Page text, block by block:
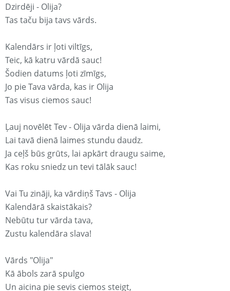
Dzirdēji - Olija?
Tas taču bija tavs vārds.
Kalendārs ir ļoti viltīgs,
Teic, kā katru vārdā sauc!
Šodien datums ļoti zīmīgs,
Jo pie Tava vārda, kas ir Olija
Tas visus ciemos sauc!
Ļauj novēlēt Tev - Olija vārda dienā laimi,
Lai tavā dienā laimes stundu daudz.
Ja ceļš būs grūts, lai apkārt draugu saime,
Kas roku sniedz un tevi tālāk sauc!
Vai Tu zināji, ka vārdiņš Tavs - Olija
Kalendārā skaistākais?
Nebūtu tur vārda tava,
Zustu kalendāra slava!
Vārds "Olija"
Kā ābols zarā spulgo
Un aicina pie sevis ciemos steigt,